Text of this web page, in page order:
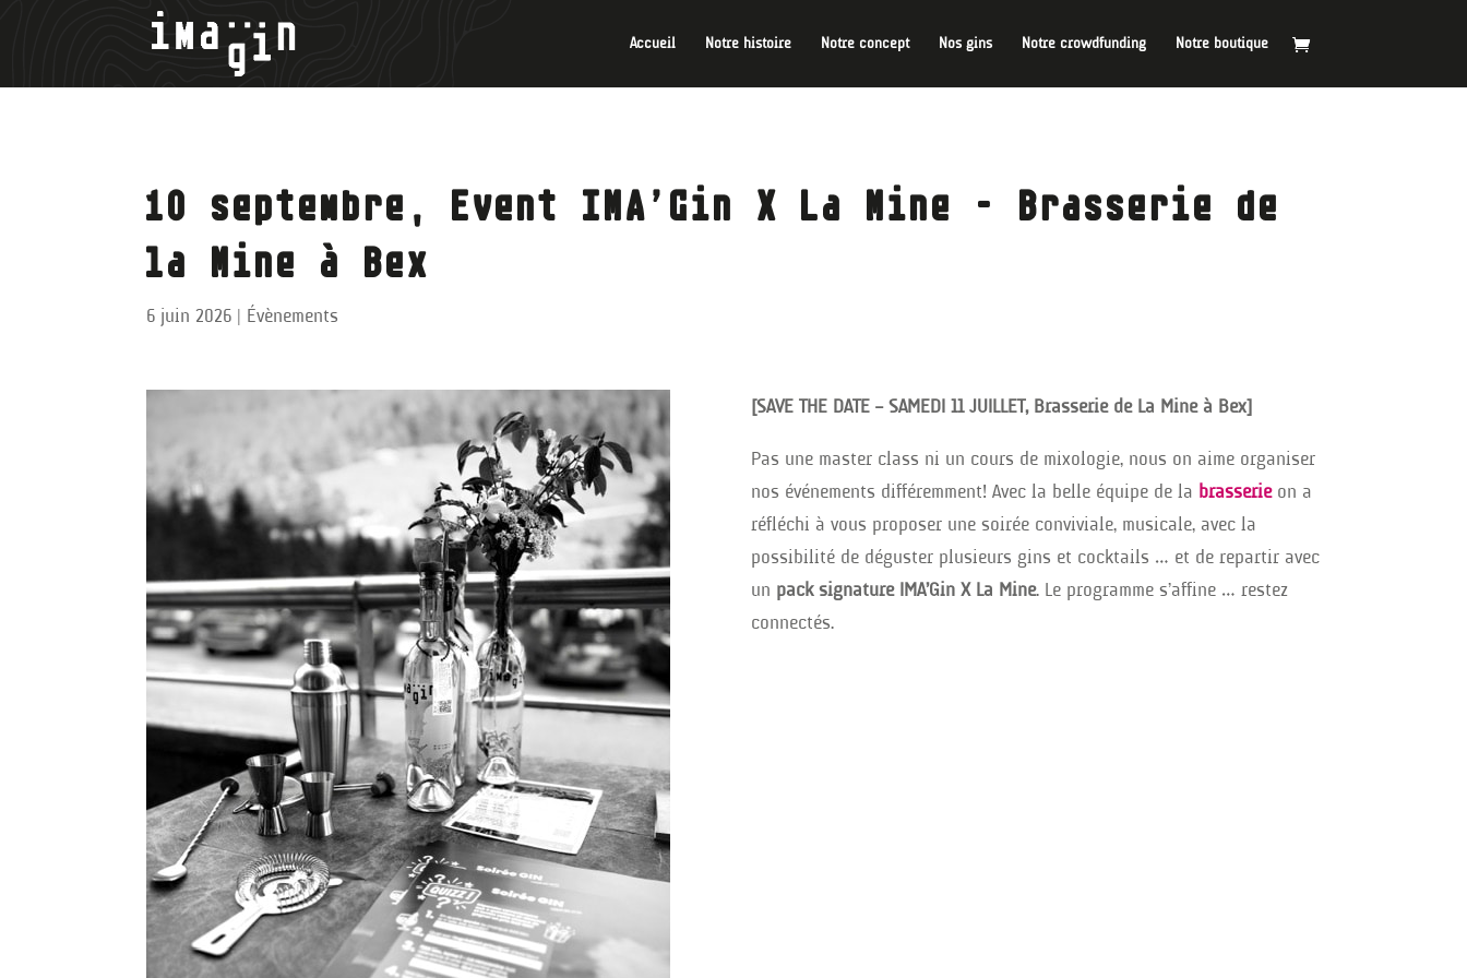
Accueil Notre histoire Notre concept Nos gins Notre crowdfunding Notre boutique
10 septembre, Event IMA’Gin X La Mine – Brasserie de
la Mine à Bex
6 juin 2026 | Évènements
[SAVE THE DATE – SAMEDI 11 JUILLET, Brasserie de La Mine à Bex]
Pas une master class ni un cours de mixologie, nous on aime organiser
nos événements différemment! Avec la belle équipe de la brasserieon a
réfléchi à vous proposer une soirée conviviale, musicale, avec la
possibilité de déguster plusieurs gins et cocktails … et de repartir avec
un pack signature IMA’Gin X La Mine. Le programme s’affine … restez
connectés.